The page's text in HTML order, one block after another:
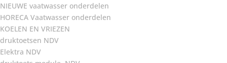
NIEUWE vaatwasser onderdelen
HORECA Vaatwasser onderdelen
KOELEN EN VRIEZEN
druktoetsen NDV
Elektra NDV